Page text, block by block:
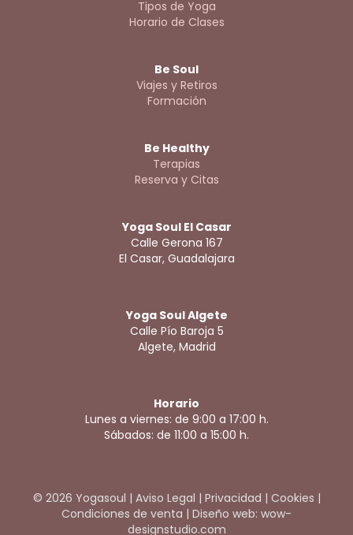
Tipos de Yoga
Horario de Clases
Be Soul
Viajes y Retiros
Formación
Be Healthy
Terapias
Reserva y Citas
Yoga Soul El Casar
Calle Gerona 167
El Casar, Guadalajara
Yoga Soul Algete
Calle Pío Baroja 5
Algete, Madrid
Horario
Lunes a viernes: de 9:00 a 17:00 h.
Sábados: de 11:00 a 15:00 h.
© 2026 Yogasoul | Aviso Legal | Privacidad | Cookies |
Condiciones de venta | Diseño web: wow-
designstudio.com